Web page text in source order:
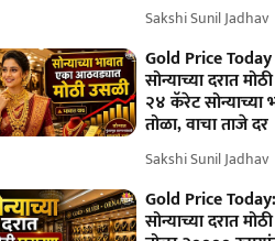
Sakshi Sunil Jadhav
Gold Price
सोन्याच्या दरात
२४ कॅरेट
तोळा, वाचा ताजे दर
Sakshi Sunil Jadhav
Gold Price
सोन्याच्या दरात